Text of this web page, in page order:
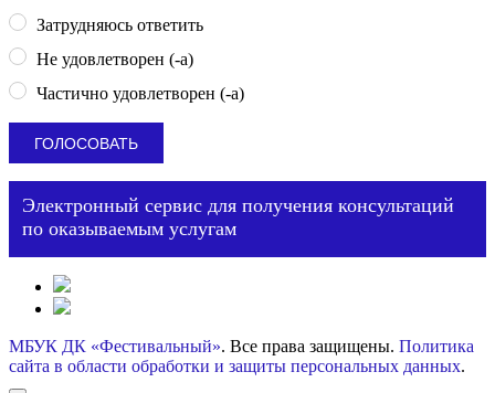
Затрудняюсь ответить
Не удовлетворен (-а)
Частично удовлетворен (-а)
Электронный сервис для получения консультаций
по оказываемым услугам
МБУК ДК «Фестивальный». Все права защищены. Политика
сайта в области обработки и защиты персональных данных.